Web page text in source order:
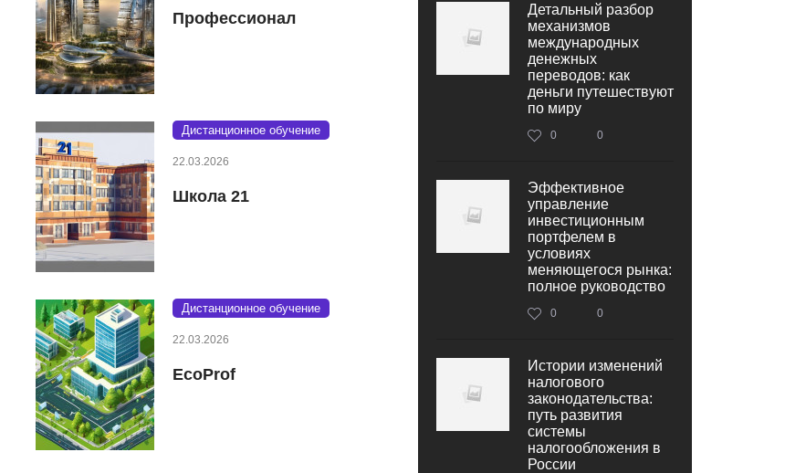
Профессионал
Дистанционное обучение
22.03.2026
Школа 21
Дистанционное обучение
22.03.2026
EcoProf
Детальный разбор
механизмов
международных
денежных
переводов: как
деньги путешествуют
по миру
0 0
Эффективное
управление
инвестиционным
портфелем в
условиях
меняющегося рынка:
полное руководство
0 0
Истории изменений
налогового
законодательства:
путь развития
системы
налогообложения в
России